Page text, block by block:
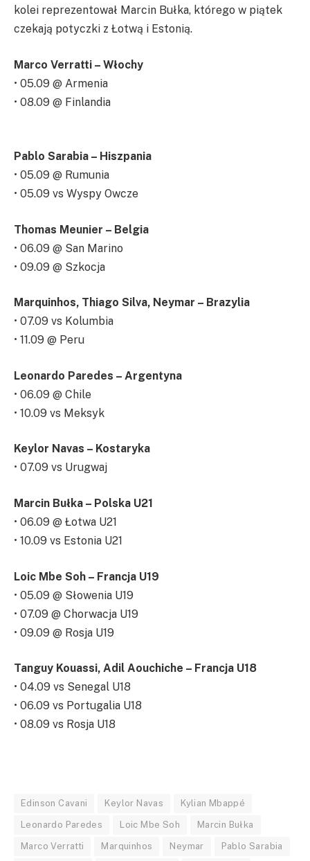
kolei reprezentował Marcin Bułka, którego w piątek
czekają potyczki z Łotwą i Estonią.
Marco Verratti – Włochy
• 05.09 @ Armenia
• 08.09 @ Finlandia
Pablo Sarabia – Hiszpania
• 05.09 @ Rumunia
• 05.09 vs Wyspy Owcze
Thomas Meunier – Belgia
• 06.09 @ San Marino
• 09.09 @ Szkocja
Marquinhos, Thiago Silva, Neymar – Brazylia
• 07.09 vs Kolumbia
• 11.09 @ Peru
Leonardo Paredes – Argentyna
• 06.09 @ Chile
• 10.09 vs Meksyk
Keylor Navas – Kostaryka
• 07.09 vs Urugwaj
Marcin Bułka – Polska U21
• 06.09 @ Łotwa U21
• 10.09 vs Estonia U21
Loic Mbe Soh – Francja U19
• 05.09 @ Słowenia U19
• 07.09 @ Chorwacja U19
• 09.09 @ Rosja U19
Tanguy Kouassi, Adil Aouchiche – Francja U18
• 04.09 vs Senegal U18
• 06.09 vs Portugalia U18
• 08.09 vs Rosja U18
Edinson Cavani Keylor Navas Kylian Mbappé
Leonardo Paredes Loic Mbe Soh Marcin Bułka
Marco Verratti Marquinhos Neymar Pablo Sarabia